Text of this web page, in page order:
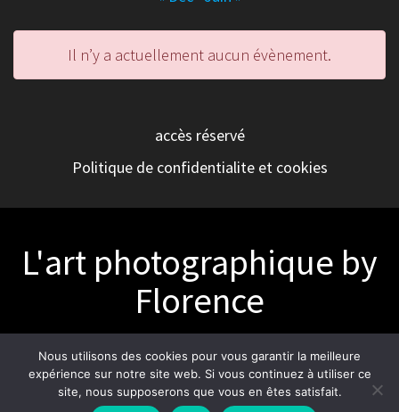
Il n’y a actuellement aucun évènement.
accès réservé
Politique de confidentialite et cookies
L'art photographique by
Florence
© 2026 L'art photographique by Florence. Built using
WordPress andOnePage Express Theme.
Nous utilisons des cookies pour vous garantir la meilleure
expérience sur notre site web. Si vous continuez à utiliser ce
site, nous supposerons que vous en êtes satisfait.